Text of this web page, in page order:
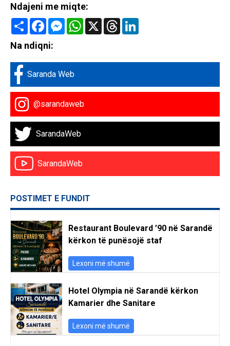
Ndajeni me miqte:
Share FacebookMessenger
WhatsApp
X Threads
Na ndiqni:
Saranda Web
@sarandaweb
SarandaWeb
SarandaWeb
POSTIMET E FUNDIT
Restaurant Boulevard ’90 në Sarandë
kërkon të punësojë staf
Lexoni më shumë
Hotel Olympia në Sarandë kërkon
Kamarier dhe Sanitare
Lexoni më shumë